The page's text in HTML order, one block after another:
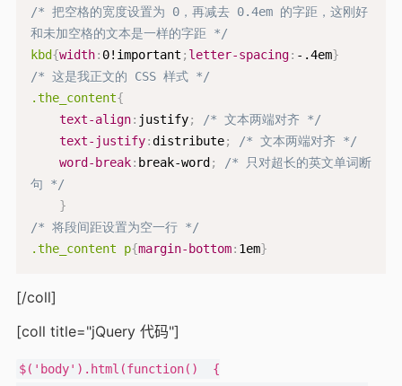
/* 把空格的宽度设置为 0，再减去 0.4em 的字距，这刚好
和未加空格的文本是一样的字距 */
kbd{width: 0!important ; letter-spacing: -.4em}
/* 这是我正文的 CSS 样式 */
.the_content{
text-align: justify;
/* 文本两端对齐 */
text-justify:distribute;
/* 文本两端对齐 */
word-break: break-word ;
/* 只对超长的英文单词断
句 */
}
/* 将段间距设置为空一行 */
.the_content p{margin-bottom: 1em}
[/coll]
[coll title="jQuery 代码"]
$('body').html(function()  {